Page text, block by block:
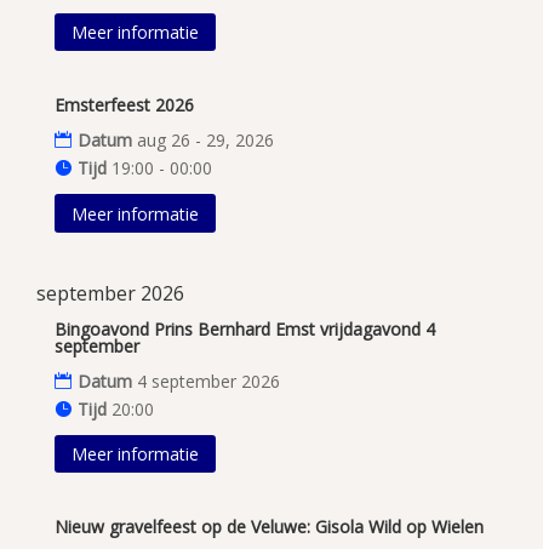
Meer informatie
Emsterfeest 2026
Datum aug 26 - 29, 2026
Tijd 19:00 - 00:00
Meer informatie
september 2026
Bingoavond Prins Bernhard Emst vrijdagavond 4
september
Datum 4 september 2026
Tijd 20:00
Meer informatie
Nieuw gravelfeest op de Veluwe: Gisola Wild op Wielen